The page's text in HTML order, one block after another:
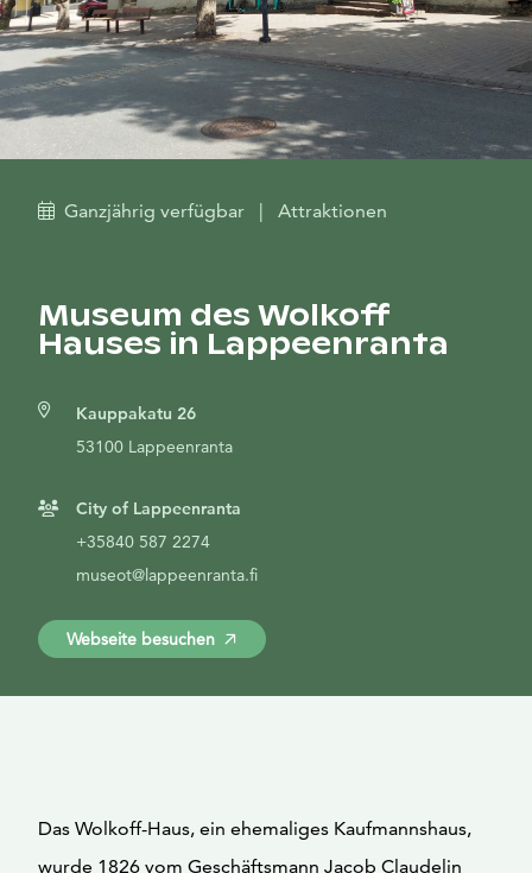
Ganzjährig verfügbar | Attraktionen
Museum des Wolkoff
Hauses in Lappeenranta
Kauppakatu 26
53100 Lappeenranta
City of Lappeenranta
+35840 587 2274
museot@lappeenranta.fi
Webseite besuchen
Das Wolkoff-Haus, ein ehemaliges Kaufmannshaus,
wurde 1826 vom Geschäftsmann Jacob Claudelin